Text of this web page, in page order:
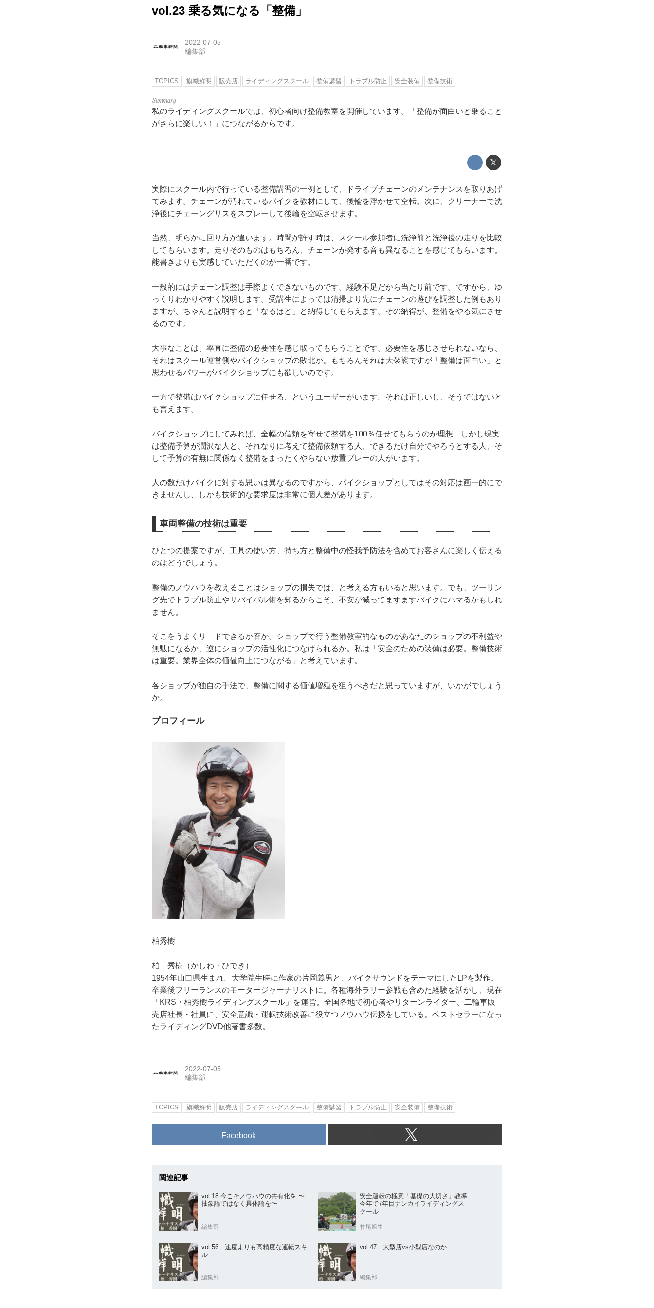
vol.23 乗る気になる「整備」
2022-07-05
編集部
TOPICS 旗幟鮮明 販売店 ライディングスクール 整備講習 トラブル防止 安全装備 整備技術
私のライディングスクールでは、初心者向け整備教室を開催しています。「整備が面白いと乗ること
がさらに楽しい！」につながるからです。
実際にスクール内で行っている整備講習の一例として、ドライブチェーンのメンテナンスを取りあげ
てみます。チェーンが汚れているバイクを教材にして、後輪を浮かせて空転。次に、クリーナーで洗
浄後にチェーングリスをスプレーして後輪を空転させます。
当然、明らかに回り方が違います。時間が許す時は、スクール参加者に洗浄前と洗浄後の走りを比較
してもらいます。走りそのものはもちろん、チェーンが発する音も異なることを感じてもらいます。
能書きよりも実感していただくのが一番です。
一般的にはチェーン調整は手際よくできないものです。経験不足だから当たり前です。ですから、ゆ
っくりわかりやすく説明します。受講生によっては清掃より先にチェーンの遊びを調整した例もあり
ますが、ちゃんと説明すると「なるほど」と納得してもらえます。その納得が、整備をやる気にさせ
るのです。
大事なことは、率直に整備の必要性を感じ取ってもらうことです。必要性を感じさせられないなら、
それはスクール運営側やバイクショップの敗北か。もちろんそれは大袈裟ですが「整備は面白い」と
思わせるパワーがバイクショップにも欲しいのです。
一方で整備はバイクショップに任せる、というユーザーがいます。それは正しいし、そうではないと
も言えます。
バイクショップにしてみれば、全幅の信頼を寄せて整備を100％任せてもらうのが理想。しかし現実
は整備予算が潤沢な人と、それなりに考えて整備依頼する人、できるだけ自分でやろうとする人、そ
して予算の有無に関係なく整備をまったくやらない放置プレーの人がいます。
人の数だけバイクに対する思いは異なるのですから、バイクショップとしてはその対応は画一的にで
きませんし、しかも技術的な要求度は非常に個人差があります。
車両整備の技術は重要
ひとつの提案ですが、工具の使い方、持ち方と整備中の怪我予防法を含めてお客さんに楽しく伝える
のはどうでしょう。
整備のノウハウを教えることはショップの損失では、と考える方もいると思います。でも、ツーリン
グ先でトラブル防止やサバイバル術を知るからこそ、不安が減ってますますバイクにハマるかもしれ
ません。
そこをうまくリードできるか否か。ショップで行う整備教室的なものがあなたのショップの不利益や
無駄になるか、逆にショップの活性化につなげられるか。私は「安全のための装備は必要。整備技術
は重要。業界全体の価値向上につながる」と考えています。
各ショップが独自の手法で、整備に関する価値増殖を狙うべきだと思っていますが、いかがでしょう
か。
プロフィール
柏秀樹
柏 秀樹（かしわ・ひでき）
1954年山口県生まれ。大学院生時に作家の片岡義男と、バイクサウンドをテーマにしたLPを製作。
卒業後フリーランスのモータージャーナリストに。各種海外ラリー参戦も含めた経験を活かし、現在
「KRS・柏秀樹ライディングスクール」を運営。全国各地で初心者やリターンライダー、二輪車販
売店社長・社員に、安全意識・運転技術改善に役立つノウハウ伝授をしている。ベストセラーになっ
たライディングDVD他著書多数。
2022-07-05
編集部
TOPICS 旗幟鮮明 販売店 ライディングスクール 整備講習 トラブル防止 安全装備 整備技術
Facebook
関連記事
vol.18 今こそノウハウの共有化を 〜
抽象論ではなく具体論を〜
編集部
安全運転の極意「基礎の大切さ」教導
今年で7年目ナンカイライディングス
クール
竹尾旭生
vol.56 速度よりも高精度な運転スキ
ル
編集部
vol.47 大型店vs小型店なのか
編集部